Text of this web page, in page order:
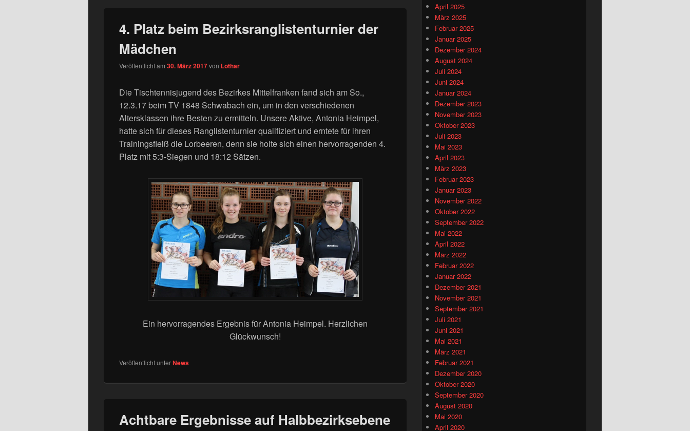
4. Platz beim Bezirksranglistenturnier der
Mädchen
Veröffentlicht am 30. März 2017von Lothar
Die Tischtennisjugend des Bezirkes Mittelfranken fand sich am So.,
12.3.17 beim TV 1848 Schwabach ein, um in den verschiedenen
Altersklassen ihre Besten zu ermitteln. Unsere Aktive, Antonia Heimpel,
hatte sich für dieses Ranglistenturnier qualifiziert und erntete für ihren
Trainingsfleiß die Lorbeeren, denn sie holte sich einen hervorragenden 4.
Platz mit 5:3-Siegen und 18:12 Sätzen.
Ein hervorragendes Ergebnis für Antonia Heimpel. Herzlichen
Glückwunsch!
Veröffentlicht unterNews
Achtbare Ergebnisse auf Halbbezirksebene
April 2025
März 2025
Februar 2025
Januar 2025
Dezember 2024
August 2024
Juli 2024
Juni 2024
Januar 2024
Dezember 2023
November 2023
Oktober 2023
Juli 2023
Mai 2023
April 2023
März 2023
Februar 2023
Januar 2023
November 2022
Oktober 2022
September 2022
Mai 2022
April 2022
März 2022
Februar 2022
Januar 2022
Dezember 2021
November 2021
September 2021
Juli 2021
Juni 2021
Mai 2021
März 2021
Februar 2021
Dezember 2020
Oktober 2020
September 2020
August 2020
Mai 2020
April 2020